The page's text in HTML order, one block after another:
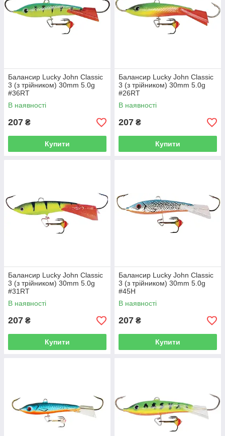
Балансир Lucky John Classic
3 (з трійником) 30mm 5.0g
#36RT
В наявності
207 ₴
Купити
Балансир Lucky John Classic
3 (з трійником) 30mm 5.0g
#26RT
В наявності
207 ₴
Купити
Балансир Lucky John Classic
3 (з трійником) 30mm 5.0g
#31RT
В наявності
207 ₴
Купити
Балансир Lucky John Classic
3 (з трійником) 30mm 5.0g
#45H
В наявності
207 ₴
Купити